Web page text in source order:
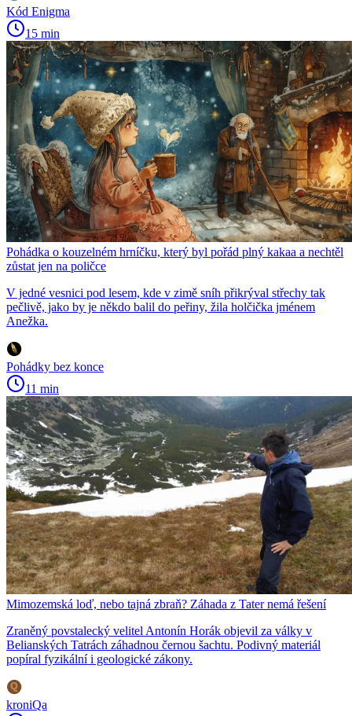
Kód Enigma
15 min
Pohádka o kouzelném hrníčku, který byl pořád plný kakaa a nechtěl
zůstat jen na poličce
V jedné vesnici pod lesem, kde v zimě sníh přikrýval střechy tak
pečlivě, jako by je někdo balil do peřiny, žila holčička jménem
Anežka.
Pohádky bez konce
11 min
Mimozemská loď, nebo tajná zbraň? Záhada z Tater nemá řešení
Zraněný povstalecký velitel Antonín Horák objevil za války v
Belianských Tatrách záhadnou černou šachtu. Podivný materiál
popíral fyzikální i geologické zákony.
kroniQa